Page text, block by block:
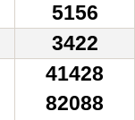
5156
3422
41428
82088